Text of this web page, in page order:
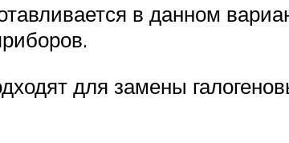
в данном
для замены